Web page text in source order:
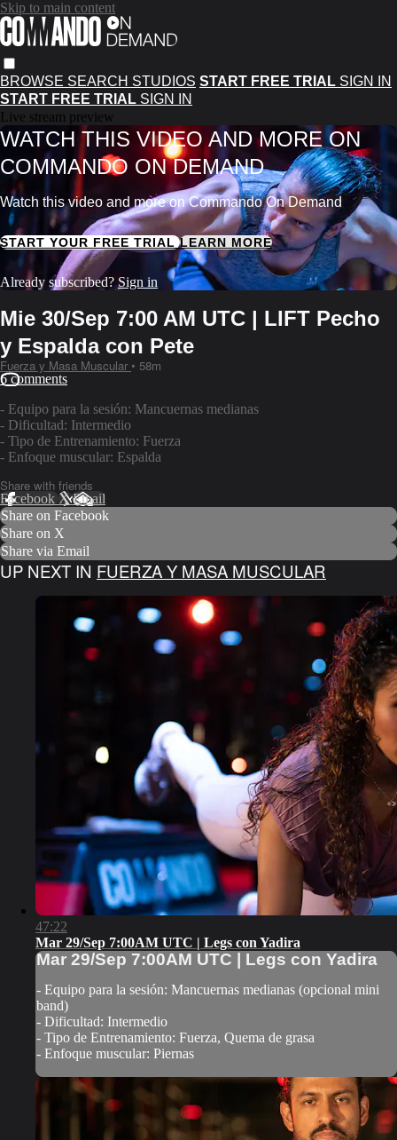
Skip to main content
BROWSE SEARCH STUDIOS START FREE TRIAL SIGN IN
START FREE TRIAL SIGN IN
Live stream preview
WATCH THIS VIDEO AND MORE ON
COMMANDO ON DEMAND
Watch this video and more on Commando On Demand
START YOUR FREE TRIALLEARN MORE
Already subscribed?Sign in
Mie 30/Sep 7:00 AM UTC | LIFT Pecho
y Espalda con Pete
Fuerza y Masa Muscular • 58m
6 comments
- Equipo para la sesión: Mancuernas medianas
- Dificultad: Intermedio
- Tipo de Entrenamiento: Fuerza
- Enfoque muscular: Espalda
Share with friends
Facebook XEmail
Share on Facebook
Share on X
Share via Email
UP NEXT IN FUERZA Y MASA MUSCULAR
47:22
Mar 29/Sep 7:00AM UTC | Legs con Yadira
Mar 29/Sep 7:00AM UTC | Legs con Yadira
- Equipo para la sesión: Mancuernas medianas (opcional mini
band)
- Dificultad: Intermedio
- Tipo de Entrenamiento: Fuerza, Quema de grasa
- Enfoque muscular: Piernas